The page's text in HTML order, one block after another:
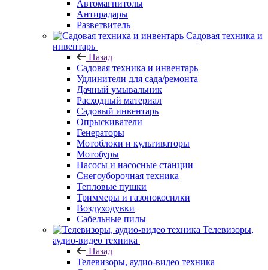
Автомагнитолы
Антирадары
Разветвитель
Садовая техника и
инвентарь
Назад
Садовая техника и инвентарь
Удлинители для сада/ремонта
Дачный умывальник
Расходный материал
Садовый инвентарь
Опрыскиватели
Генераторы
Мотоблоки и культиваторы
Мотобуры
Насосы и насосные станции
Снегоуборочная техника
Тепловые пушки
Триммеры и газонокосилки
Воздуходувки
Сабельные пилы
Телевизоры,
аудио-видео техника
Назад
Телевизоры, аудио-видео техника